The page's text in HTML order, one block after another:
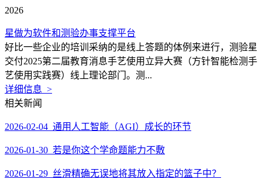
2026
星做为软件和测验办事支撑平台
好比一些企业的培训采纳的是线上答题的体例来进行，测验星
交付2025第二届教育消息手艺使用立异大赛（方针智能检测手
艺使用实践赛）线上理论部门。测...
详细信息 >
相关新闻
2026-02-04 通用人工智能（AGI）成长的环节
2026-01-30 若是你这个学命题能力不敷
2026-01-29 丝滑精确无误地将其放入指定的篮子中？